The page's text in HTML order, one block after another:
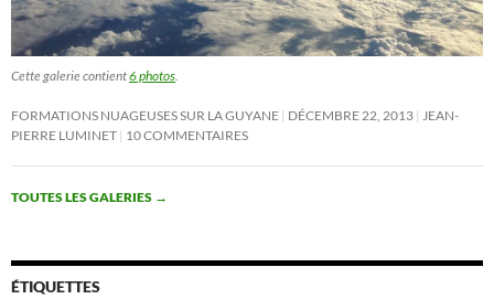
Cette galerie contient6 photos
FORMATIONS NUAGEUSES SUR LA GUYANE DÉCEMBRE 22, 2013
JEAN-
PIERRE LUMINET 10 COMMENTAIRES
TOUTES LES GALERIES →
ÉTIQUETTES